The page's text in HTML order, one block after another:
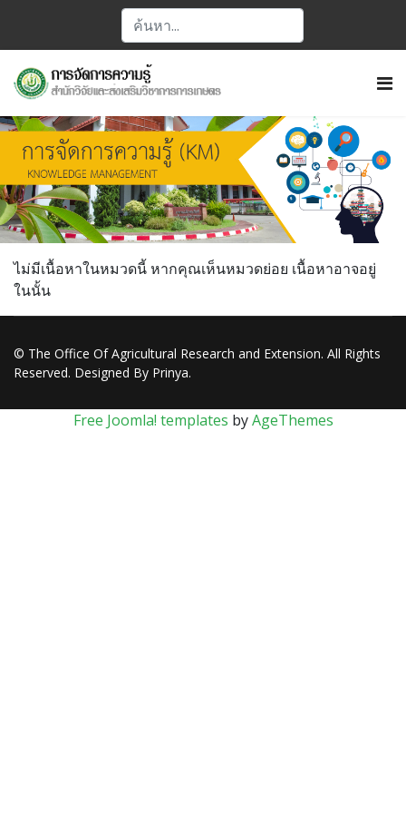
ไม่มีเนื้อหาในหมวดนี้ หากคุณเห็นหมวดย่อย เนื้อหาอาจอยู่
ในนั้น
© The Office Of Agricultural Research and Extension. All Rights
Reserved. Designed By Prinya.
Free Joomla! templates byAgeThemes